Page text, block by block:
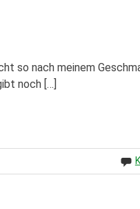
so nach meinem
noch […]